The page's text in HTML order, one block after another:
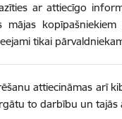
ar attiecīgo
mājas
tikai
attiecināmas arī
to darbību un